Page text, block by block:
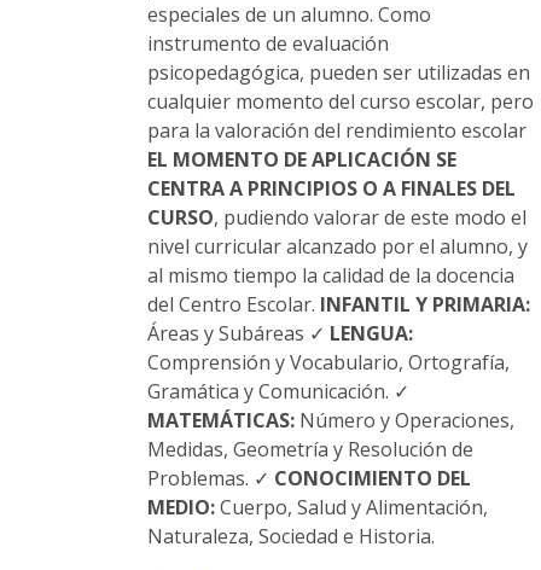
especiales de un alumno. Como
instrumento de evaluación
psicopedagógica, pueden ser utilizadas en
cualquier momento del curso escolar, pero
para la valoración del rendimiento escolar
EL MOMENTO DE APLICACIÓN SE
CENTRA A PRINCIPIOS O A FINALES DEL
CURSO, pudiendo valorar de este modo el
nivel curricular alcanzado por el alumno, y
al mismo tiempo la calidad de la docencia
del Centro Escolar. INFANTIL Y PRIMARIA:
Áreas y Subáreas ✓ LENGUA:
Comprensión y Vocabulario, Ortografía,
Gramática y Comunicación. ✓
MATEMÁTICAS:Número y Operaciones,
Medidas, Geometría y Resolución de
Problemas. ✓ CONOCIMIENTO DEL
MEDIO:Cuerpo, Salud y Alimentación,
Naturaleza, Sociedad e Historia.